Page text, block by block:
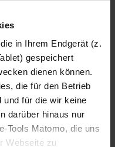
in Ihrem Endgerät (z.
gespeichert
dienen können.
die für den Betrieb
und für die wir keine
darüber hinaus nur
Tools Matomo, die uns
Webseite zu
Lorenz